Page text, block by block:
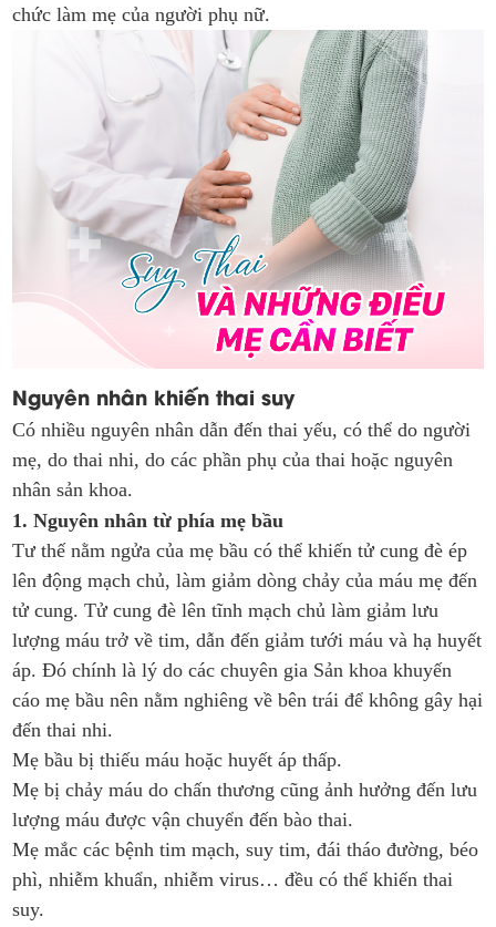
chức làm mẹ của người phụ nữ.
Nguyên nhân khiến thai suy
Có nhiều nguyên nhân dẫn đến thai yếu, có thể do người
mẹ, do thai nhi, do các phần phụ của thai hoặc nguyên
nhân sản khoa.
1. Nguyên nhân từ phía mẹ bầu
Tư thế nằm ngửa của mẹ bầu có thể khiến tử cung đè ép
lên động mạch chủ, làm giảm dòng chảy của máu mẹ đến
tử cung. Tử cung đè lên tĩnh mạch chủ làm giảm lưu
lượng máu trở về tim, dẫn đến giảm tưới máu và hạ huyết
áp. Đó chính là lý do các chuyên gia Sản khoa khuyến
cáo mẹ bầu nên nằm nghiêng về bên trái để không gây hại
đến thai nhi.
Mẹ bầu bị thiếu máu hoặc huyết áp thấp.
Mẹ bị chảy máu do chấn thương cũng ảnh hưởng đến lưu
lượng máu được vận chuyển đến bào thai.
Mẹ mắc các bệnh tim mạch, suy tim, đái tháo đường, béo
phì, nhiễm khuẩn, nhiễm virus… đều có thể khiến thai
suy.